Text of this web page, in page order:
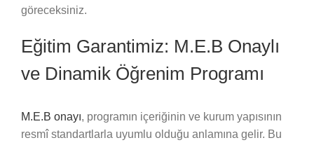
göreceksiniz.
Eğitim Garantimiz: M.E.B Onaylı
ve Dinamik Öğrenim Programı
M.E.B onayı, programın içeriğinin ve kurum yapısının
resmî standartlarla uyumlu olduğu anlamına gelir. Bu